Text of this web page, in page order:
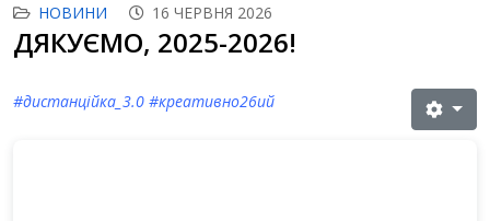
НОВИНИ 16 ЧЕРВНЯ 2026
ДЯКУЄМО, 2025-2026!
#дистанційка_3.0 #креативно26ий